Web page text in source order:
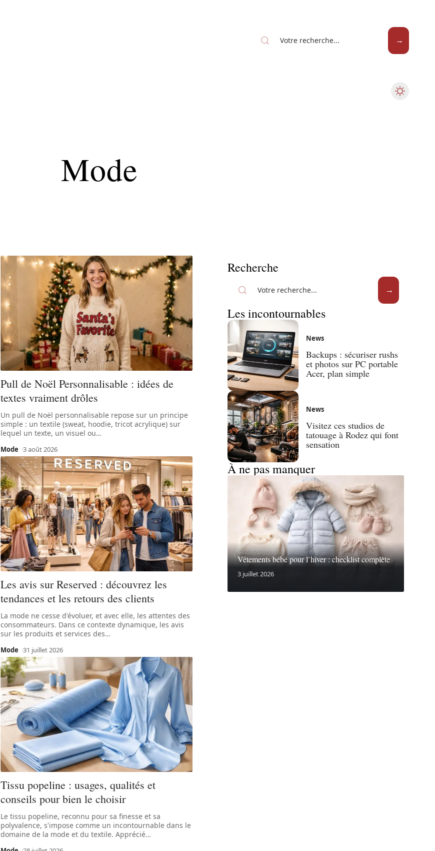
Mode
Pull de Noël Personnalisable : idées de
textes vraiment drôles
Un pull de Noël personnalisable repose sur un principe
simple : un textile (sweat, hoodie, tricot acrylique) sur
lequel un texte, un visuel ou…
Mode 3 août 2026
Les avis sur Reserved : découvrez les
tendances et les retours des clients
La mode ne cesse d'évoluer, et avec elle, les attentes des
consommateurs. Dans ce contexte dynamique, les avis
sur les produits et services des…
Mode 31 juillet 2026
Tissu popeline : usages, qualités et
conseils pour bien le choisir
Le tissu popeline, reconnu pour sa finesse et sa
polyvalence, s'impose comme un incontournable dans le
domaine de la mode et du textile. Apprécié…
Recherche
Les incontournables
News
Backups : sécuriser rushs
et photos sur PC portable
Acer, plan simple
News
Visitez ces studios de
tatouage à Rodez qui font
sensation
À ne pas manquer
Vêtements bébé pour l’hiver : checklist complète
3 juillet 2026